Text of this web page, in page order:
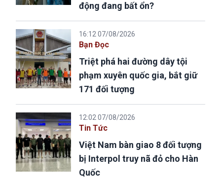
động đang bất ổn?
16:12 07/08/2026
Bạn Đọc
Triệt phá hai đường dây tội
phạm xuyên quốc gia, bắt giữ
171 đối tượng
12:02 07/08/2026
Tin Tức
Việt Nam bàn giao 8 đối tượng
bị Interpol truy nã đỏ cho Hàn
Quốc